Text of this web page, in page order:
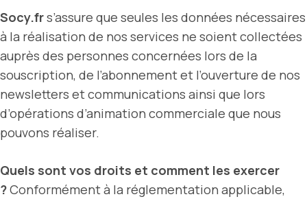
Socy.frs’assure que seules les données nécessaires
à la réalisation de nos services ne soient collectées
auprès des personnes concernées lors de la
souscription, de l’abonnement et l’ouverture de nos
newsletters et communications ainsi que lors
d’opérations d’animation commerciale que nous
pouvons réaliser.
Quels sont vos droits et comment les exercer
?Conformément à la réglementation applicable,